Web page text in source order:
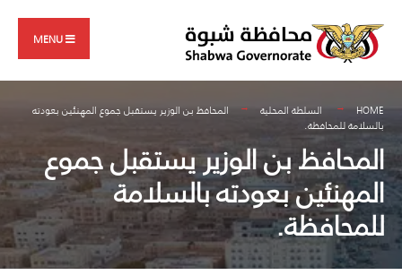
content
MENU
HOME السلطة المحلية
المحافظ بن الوزير يستقبل جموع المهنئين بعودته
بالسلامة للمحافظة.
المحافظ بن الوزير يستقبل جموع
المهنئين بعودته بالسلامة
للمحافظة.
for: